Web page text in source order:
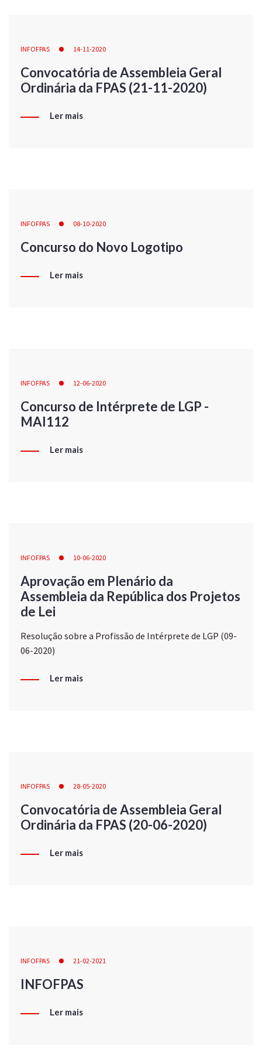
INFOFPAS 14-11-2020
Convocatória de Assembleia Geral
Ordinária da FPAS (21-11-2020)
Ler mais
INFOFPAS 08-10-2020
Concurso do Novo Logotipo
Ler mais
INFOFPAS 12-06-2020
Concurso de Intérprete de LGP -
MAI112
Ler mais
INFOFPAS 10-06-2020
Aprovação em Plenário da
Assembleia da República dos Projetos
de Lei
Resolução sobre a Profissão de Intérprete de LGP (09-
06-2020)
Ler mais
INFOFPAS 28-05-2020
Convocatória de Assembleia Geral
Ordinária da FPAS (20-06-2020)
Ler mais
INFOFPAS 21-02-2021
INFOFPAS
Ler mais